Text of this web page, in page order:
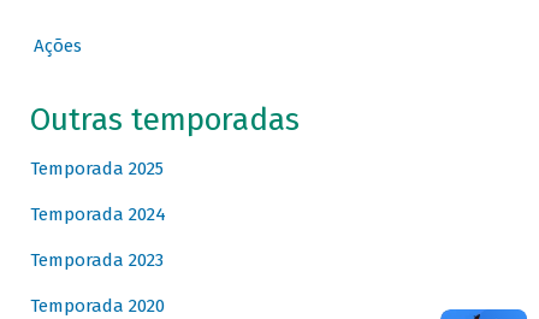
Ações
Outras temporadas
Temporada 2025
Temporada 2024
Temporada 2023
Temporada 2020